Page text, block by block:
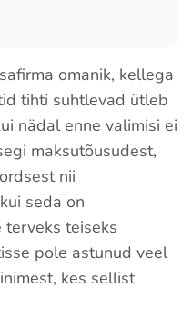
omanik, kellega
tihti suhtlevad ütleb
nädal enne valimisi ei
maksutõusudest,
nii
seda on
terveks teiseks
pole astunud veel
kes sellist